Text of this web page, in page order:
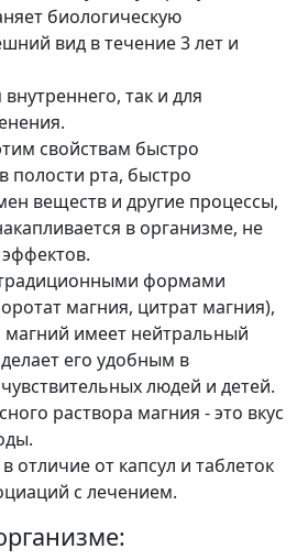
биологическую
вид в течение 3 лет и
так и для
свойствам быстро
полости рта, быстро
веществ и другие процессы,
в организме, не
формами
магния, цитрат магния),
имеет нейтральный
его удобным в
людей и детей.
раствора магния - это вкус
отличие от капсул и таблеток
с лечением.